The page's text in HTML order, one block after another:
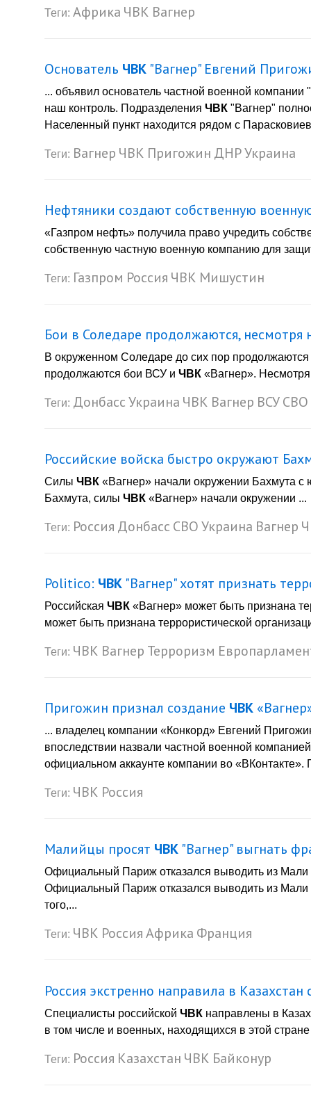
Теги: Африка ЧВК Вагнер
Основатель ЧВК "Вагнер" Евгений
... объявил основатель частной военной
наш контроль. Подразделения ЧВК "Вагнер"
Населенный пункт находится рядом с
Теги: Вагнер ЧВК Пригожин ДНРУкраина
Нефтяники создают собственную
«Газпром нефть» получила право учредить
собственную частную военную компанию для
Теги: Газпром Россия ЧВК Мишустин
Бои в Соледаре продолжаются, несмотря
В окруженном Соледаре до сих пор
продолжаются бои ВСУ и ЧВК «Вагнер». Несмотря
Теги: ДонбассУкраина ЧВК Вагнер ВСУСВО
Российские войска быстро окружают
Силы ЧВК «Вагнер» начали окружении Бахмута с
Бахмута, силы ЧВК «Вагнер» начали окружении ...
Теги: Россия Донбасс СВОУкраина Вагнер
Politico: ЧВК "Вагнер" хотят признать
Российская ЧВК «Вагнер» может быть признана
может быть признана террористической
Теги: ЧВК Вагнер Терроризм
Пригожин признал создание ЧВК
... владелец компании «Конкорд» Евгений
впоследствии назвали частной военной
официальном аккаунте компании во
Теги: ЧВК Россия
Малийцы просят ЧВК "Вагнер" выгнать
Официальный Париж отказался выводить из Мали
Официальный Париж отказался выводить из Мали
того,...
Теги: ЧВК РоссияАфрика Франция
Россия экстренно направила в
Специалисты российской ЧВК направлены в
в том числе и военных, находящихся в этой
Теги: Россия Казахстан ЧВК Байконур